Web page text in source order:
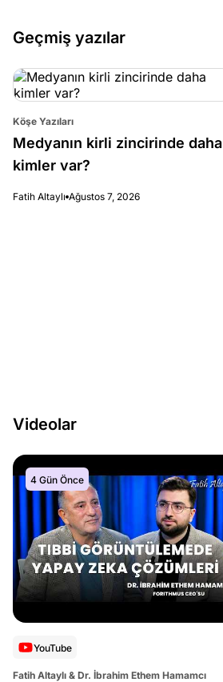
Geçmiş yazılar
Köşe Yazıları
Medyanın kirli zincirinde daha
kimler var?
Fatih Altaylı Ağustos 7, 2026
Videolar
4 Gün Önce
YouTube
Fatih Altaylı & Dr. İbrahim Ethem Hamamcı